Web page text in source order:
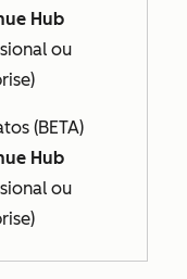
Hub
ou
)
(BETA)
Hub
ou
)